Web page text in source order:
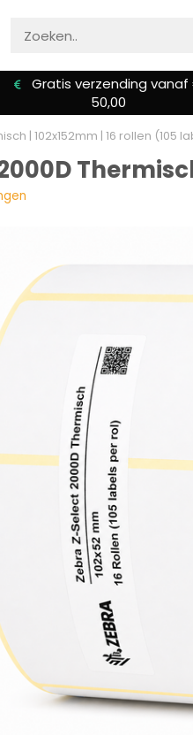
Gratis verzending vanaf
50,00
| 102x152mm | 16 rollen (105